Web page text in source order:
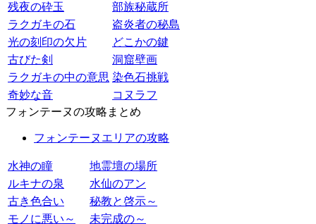
残夜の砕玉
部族秘蔵所
ラクガキの石
盗炎者の秘島
光の刻印の欠片
どこかの鍵
古びた剣
洞窟壁画
ラクガキの中の意思 染色石挑戦
奇妙な音
コヌラフ
フォンテーヌの攻略まとめ
フォンテーヌエリアの攻略
水神の瞳
地霊壇の場所
ルキナの泉
水仙のアン
古き色合い
秘教と啓示～
モノに悪い～
未完成の～